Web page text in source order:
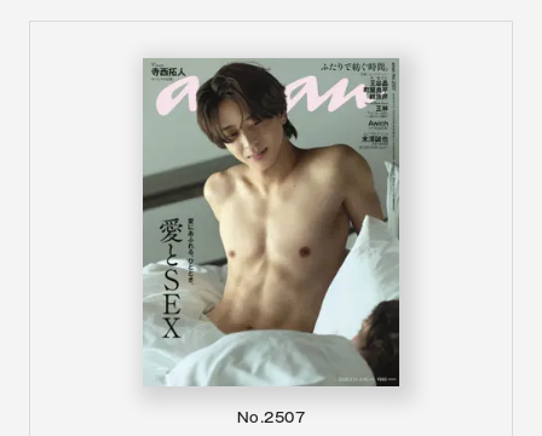
No.2507